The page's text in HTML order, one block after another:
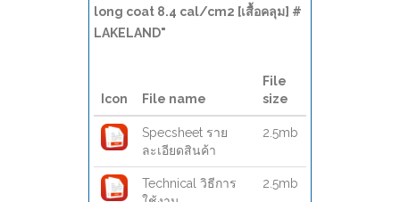
long coat 8.4 cal/cm2 [เสื้อคลุม] #
LAKELAND"
Icon File name
File
size
Specsheet ราย
ละเอียดสินค้า
2.5mb
Technical วิธีการ
2.5mb